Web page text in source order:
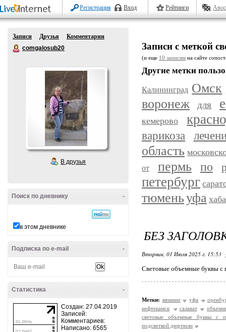
Регистрация Вход Рейтинги
Записи Друзья
Комментарии
comgalosub20
В друзья
-
Поиск по дневнику
в этом дневнике
-
Подписка по e-mail
-
Статистика
Создан: 27.04.2019
Записей:
Комментариев:
Написано: 6565
Записи с меткой
(и еще 10 записям на сайте
Другие метки
Калининград Омск
воронеж для
кемерово
варикоза
область
от пермь по
петербург
тюменьуфа
БЕЗ
Вторник, 01 Июля 2025 г. 15:53
Световые объемные буквы
Метки: вязание уфа
нефтекамск
салават
световые объемные буквы с
подсветкой дюртюли